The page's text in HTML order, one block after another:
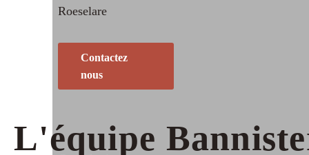
Roeselare
Contactez
nous
L'équipe